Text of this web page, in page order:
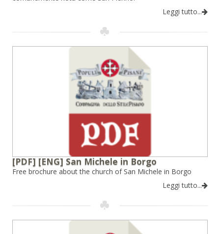
Leggi tutto...
[PDF] [ENG] San Michele in Borgo
Free brochure about the church of San Michele in Borgo
Leggi tutto...